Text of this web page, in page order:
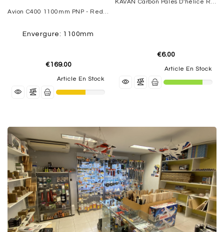
Avion C400 1100mm PNP - Red DERBEE
Envergure: 1100mm
€169.00
Article En Stock
KAVAN Carbon Pales D'hélice Repliables 5.5X4 À Rotation Inverse
€6.00
Article En Stock